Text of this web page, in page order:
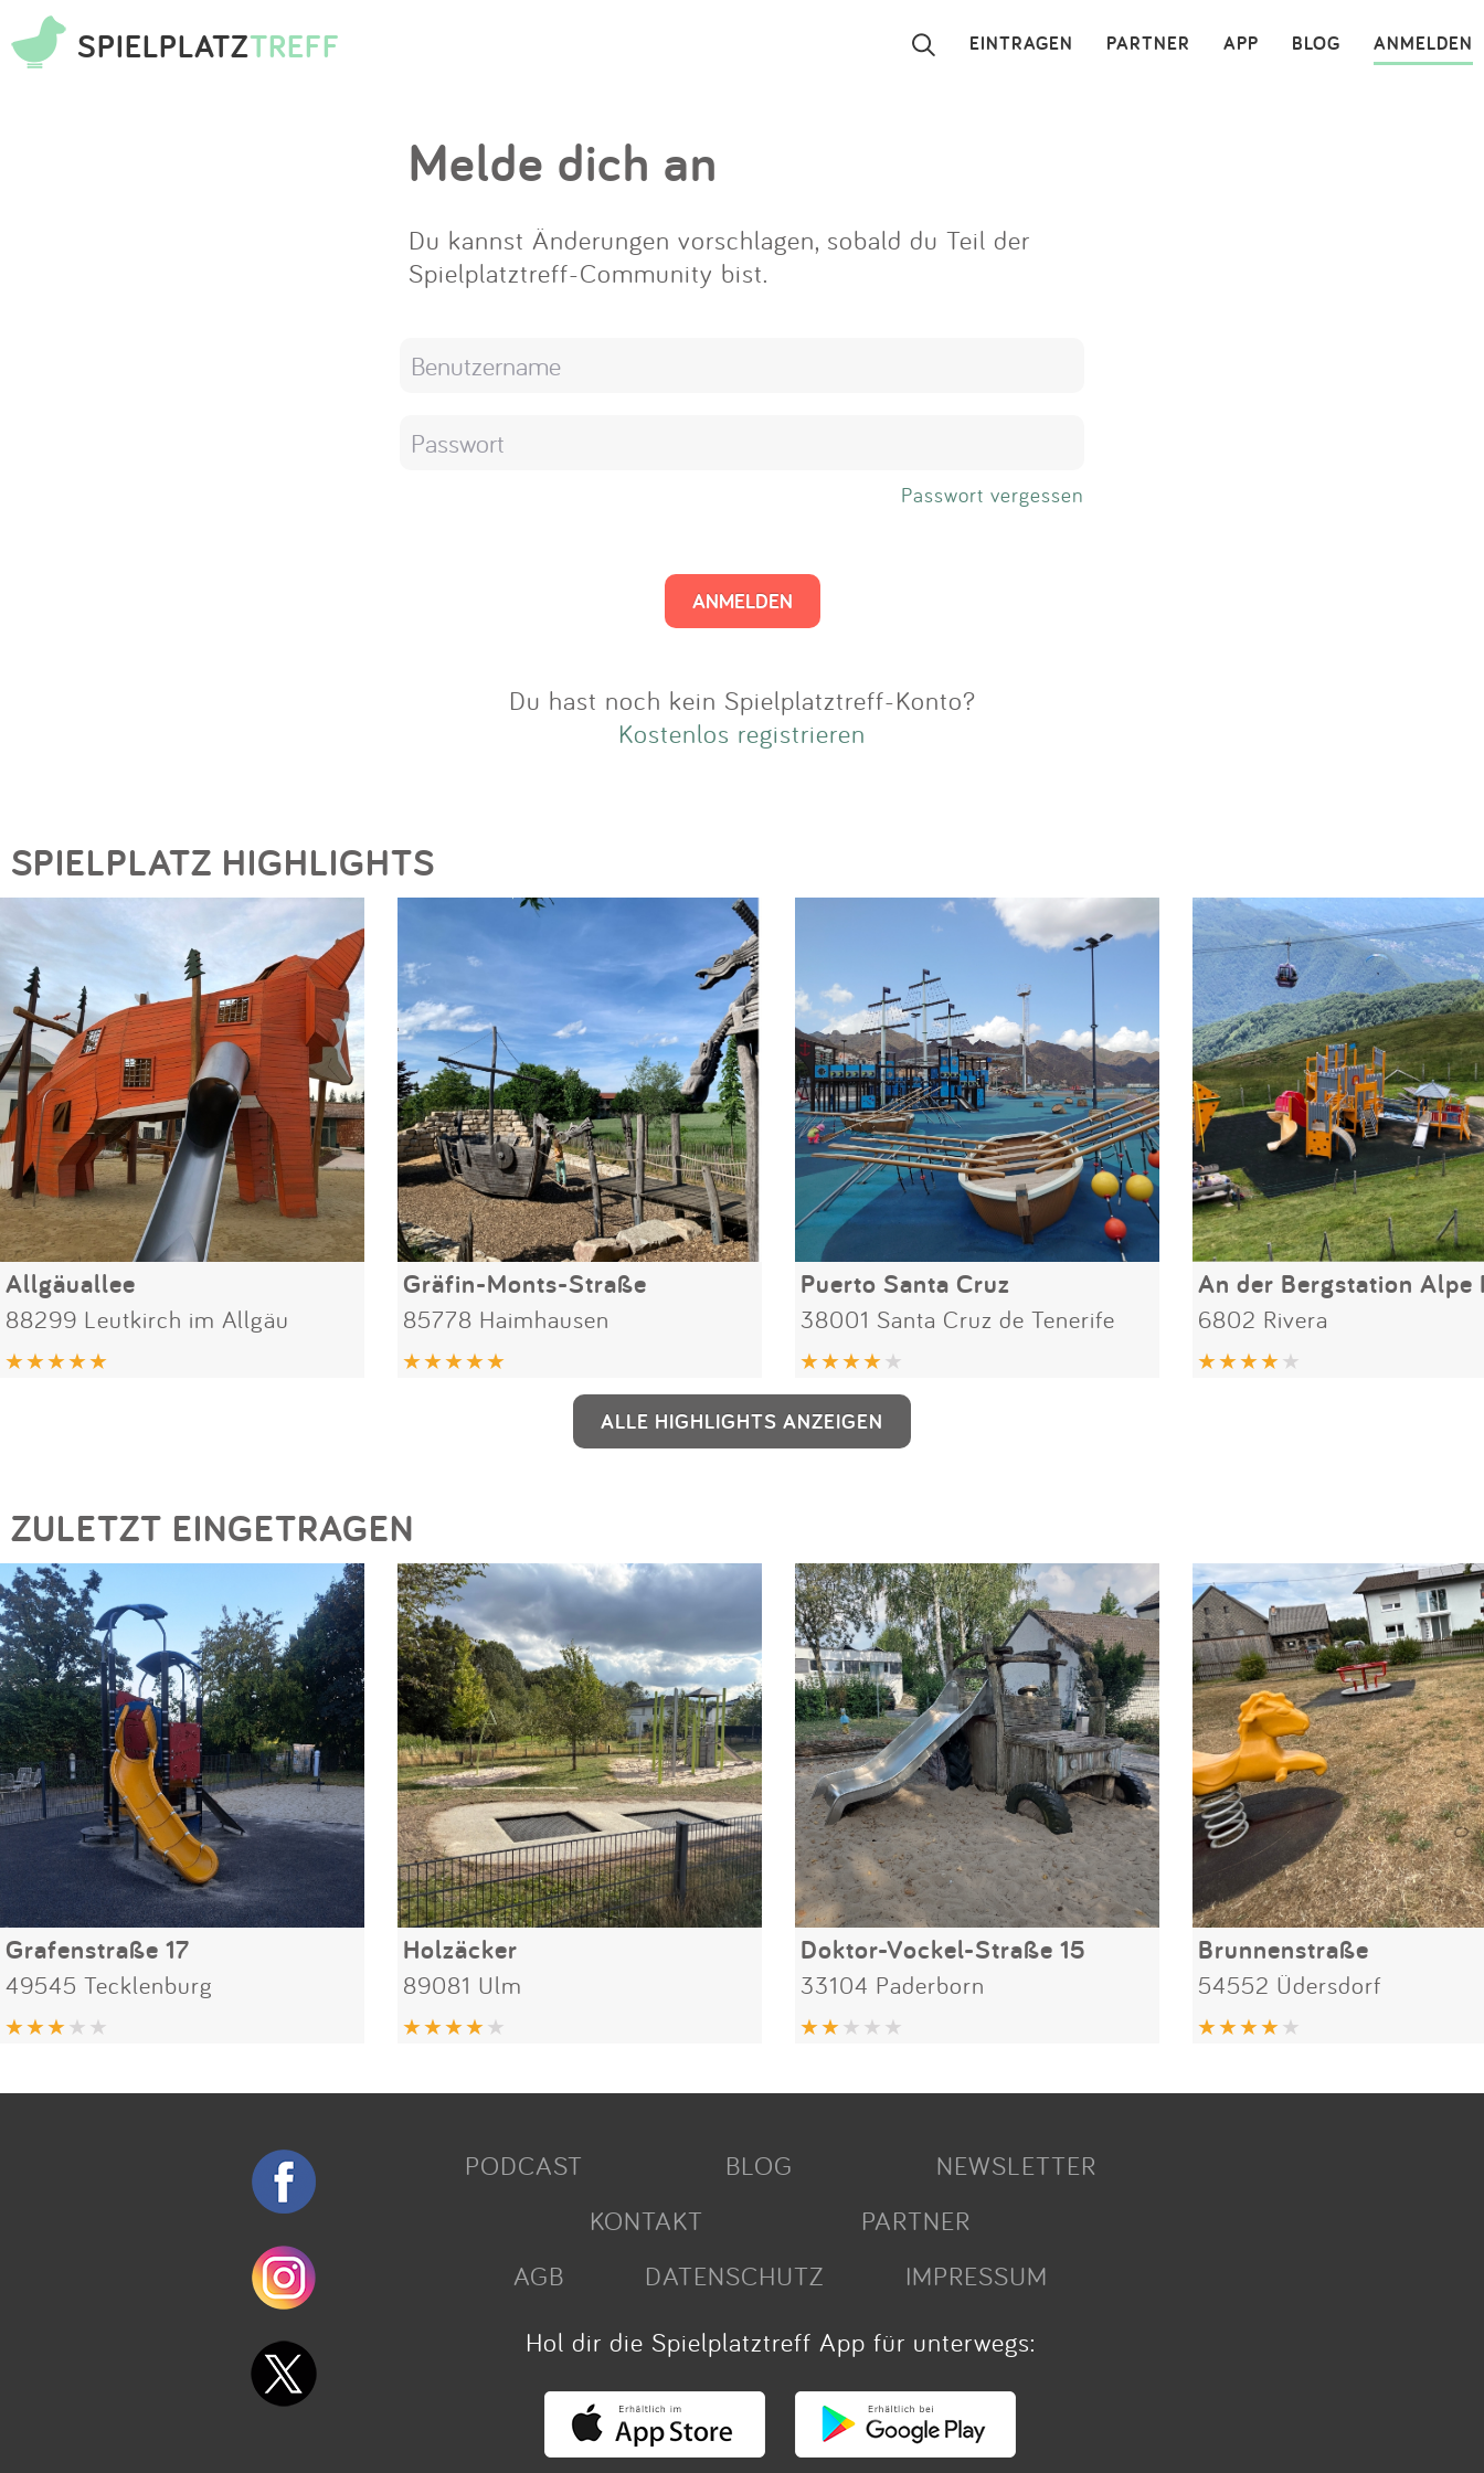
SPIELPLATZTREFF ANMELDEN
BLOG
APP
PARTNER
EINTRAGEN ×
App
Anmelden
Melde dich an
Du kannst Änderungen vorschlagen, sobald du Teil der
Spielplatztreff-Community bist.
Passwort vergessen
Du hast noch kein Spielplatztreff-Konto?
Kostenlos registrieren
SPIELPLATZ HIGHLIGHTS
Allgäuallee
88299 Leutkirch im Allgäu
Gräfin-Monts-Straße
85778 Haimhausen
Puerto Santa Cruz
38001 Santa Cruz de Tenerife
An der Bergstation Alpe
6802 Rivera
ALLE HIGHLIGHTS ANZEIGEN
ZULETZT EINGETRAGEN
Grafenstraße 17
49545 Tecklenburg
Holzäcker
89081 Ulm
Doktor-Vockel-Straße 15
33104 Paderborn
Brunnenstraße
54552 Üdersdorf
PODCAST BLOG
NEWSLETTER
KONTAKT
PARTNER
AGB
DATENSCHUTZ
IMPRESSUM
Hol dir die Spielplatztreff App für unterwegs: